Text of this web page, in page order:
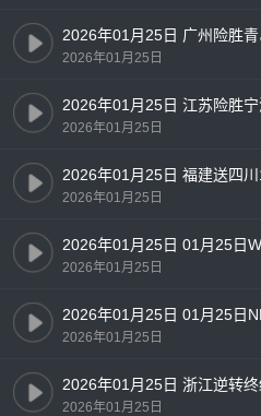
2026年01月25日
2026年01月25日
2026年01月25日
2026年01月25日
2026年01月25日
2026年01月25日